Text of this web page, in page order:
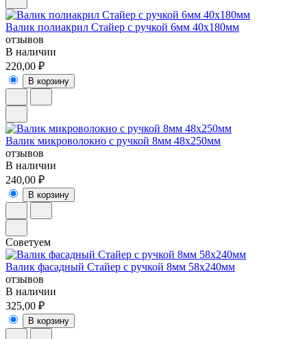
Валик полиакрил Стайер с ручкой 6мм 40х180мм
отзывов
В наличии
220,00 ₽
В корзину
Валик микроволокно с ручкой 8мм 48х250мм
отзывов
В наличии
240,00 ₽
В корзину
Советуем
Валик фасадный Стайер с ручкой 8мм 58х240мм
отзывов
В наличии
325,00 ₽
В корзину